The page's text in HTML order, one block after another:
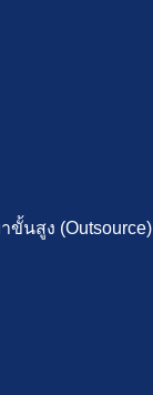
นสูง (Outsource)